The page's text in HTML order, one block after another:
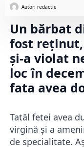
Autor: redactie
Un bărbat
fost
și-a violat
loc în
fata avea
Tatăl fetei avea
virgină și a
de specialitate.